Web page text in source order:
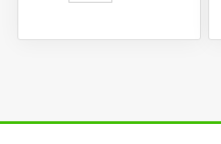
Mâchoire